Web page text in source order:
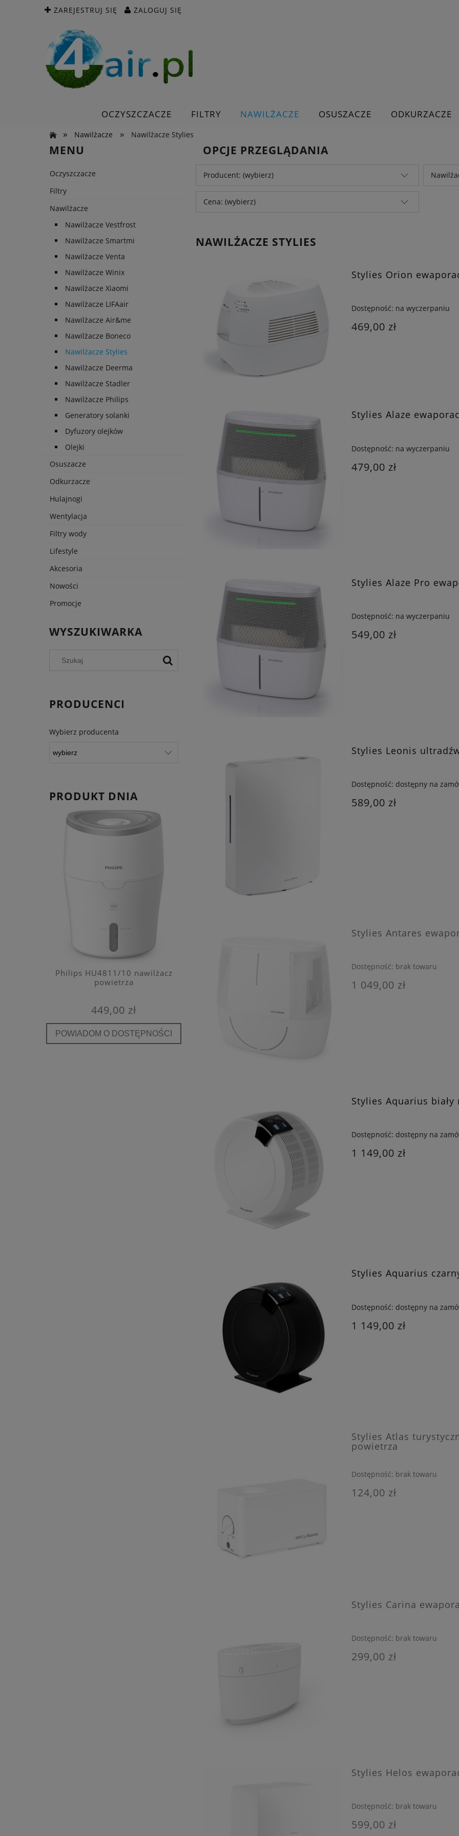
ZAREJESTRUJ SIĘ ZALOGUJ SIĘ
OCZYSZCZACZE FILTRY NAWILŻACZE OSUSZACZE ODKURZACZE
»
Nawilżacze » Nawilżacze Stylies
MENU
Oczyszczacze
Filtry
Nawilżacze
Nawilżacze Vestfrost
Nawilżacze Smartmi
Nawilżacze Venta
Nawilżacze Winix
Nawilżacze Xiaomi
Nawilżacze LIFAair
Nawilżacze Air&me
Nawilżacze Boneco
Nawilżacze Stylies
Nawilżacze Deerma
Nawilżacze Stadler
Nawilżacze Philips
Generatory solanki
Dyfuzory olejków
Olejki
Osuszacze
Odkurzacze
Hulajnogi
Wentylacja
Filtry wody
Lifestyle
Akcesoria
Nowości
Promocje
WYSZUKIWARKA
PRODUCENCI
Wybierz producenta
PRODUKT DNIA
Philips HU4811/10 nawilżacz
powietrza
449,00 zł
POWIADOM O DOSTĘPNOŚCI
Kaiterra Laser Egg 2+ Chemical
detektor cząstek PM2.5 i TVOC
499,00 zł
POWIADOM O DOSTĘPNOŚCI
Winix Zero oczyszczacz
OPCJE PRZEGLĄDANIA
Producent: (wybierz)
Cena: (wybierz)
NAWILŻACZE STYLIES
Stylies Orion
Dostępność: na wyczerpaniu
469,00 zł
Stylies Alaze
Dostępność: na wyczerpaniu
479,00 zł
Stylies Alaze Pro
Dostępność: na wyczerpaniu
549,00 zł
Stylies Leonis
Dostępność: dostępny na
589,00 zł
Stylies Antares
Dostępność: brak towaru
1 049,00 zł
Stylies Aquarius
Dostępność: dostępny na
1 149,00 zł
Stylies Aquarius
Dostępność: dostępny na
1 149,00 zł
Stylies Atlas
powietrza
Dostępność: brak towaru
124,00 zł
Stylies Carina
Dostępność: brak towaru
299,00 zł
Stylies Helos
Dostępność: brak towaru
599,00 zł